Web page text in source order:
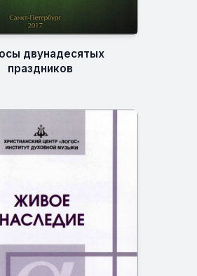
двунадесятых
праздников